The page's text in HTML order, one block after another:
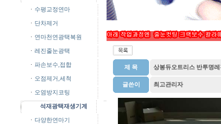
수평교정연마
단차제거
연마천연광택복원
레진줄눈광택
파손보수,접합
오점제거,세척
오염방지코팅
석재광택재생기계
다양한연마기
제 목 상봉듀오트리스 반투명
글쓴이 최고관리자